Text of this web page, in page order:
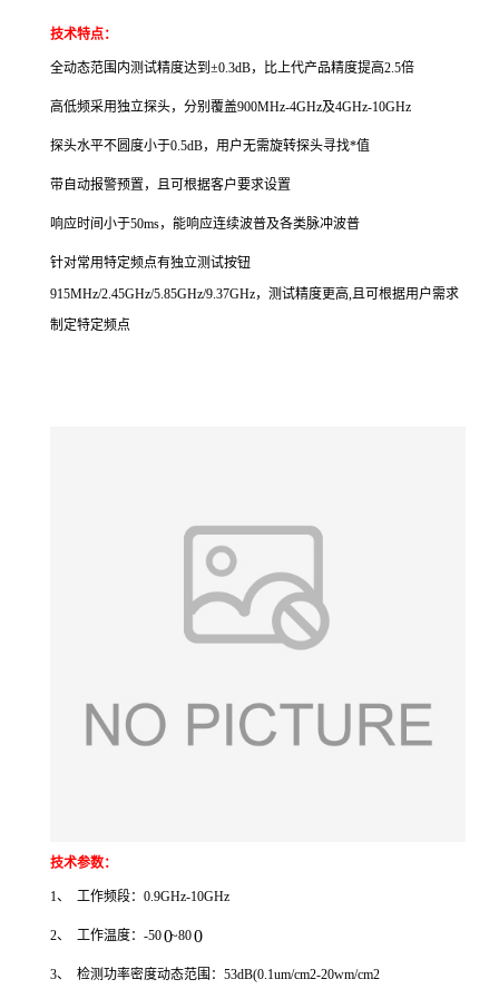
技术特点：
全动态范围内测试精度达到±0.3dB，比上代产品精度提高2.5倍
高低频采用独立探头，分别覆盖900MHz-4GHz及4GHz-10GHz
探头水平不圆度小于0.5dB，用户无需旋转探头寻找*值
带自动报警预置，且可根据客户要求设置
响应时间小于50ms，能响应连续波普及各类脉冲波普
针对常用特定频点有独立测试按钮
915MHz/2.45GHz/5.85GHz/9.37GHz，测试精度更高,且可根据用户需求
制定特定频点
技术参数：
1、 工作频段：0.9GHz-10GHz
2、 工作温度：-500~800
3、 检测功率密度动态范围：53dB(0.1um/cm2-20wm/cm2